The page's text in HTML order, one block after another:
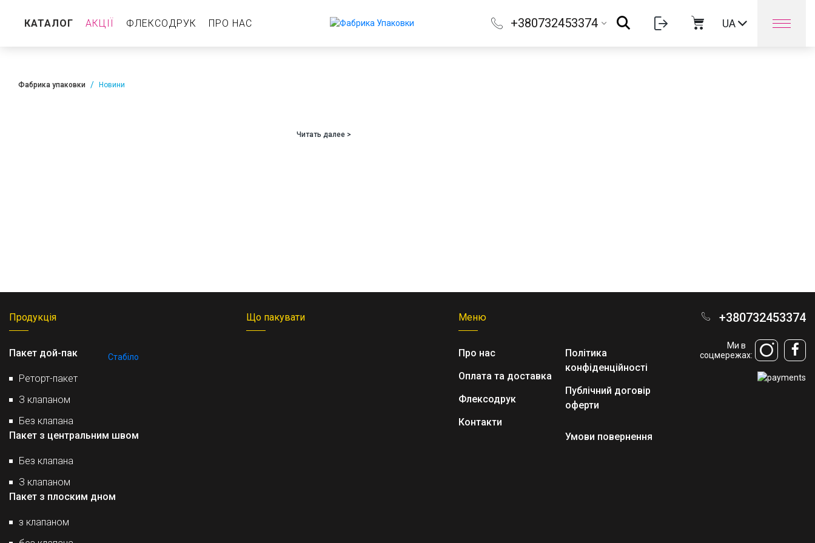
КАТАЛОГ
з клапаном
АКЦІЇ ФЛЕКСОДРУК ПРО НАС +380732453374 UA
Фабрика упаковки Новини
Читать далее >
Продукція
Пакет дой-пак
Реторт-пакет
З клапаном
Без клапана
Стабіло
Пакет з центральним швом
Без клапана
З клапаном
Пакет з плоским дном
з клапаном
Що пакувати Меню
Про нас
Оплата та доставка
Флексодрук
Контакти
Політика
конфіденційності
Публічний договір
оферти
Умови повернення
+380732453374
Ми в
соцмережах: